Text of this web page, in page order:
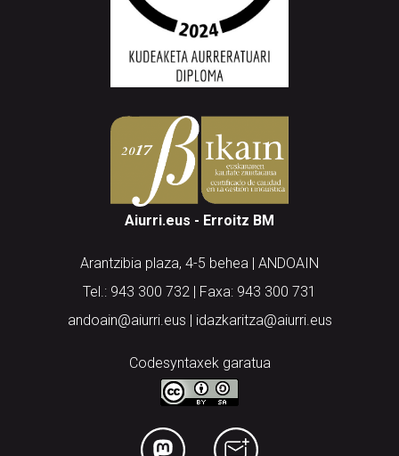
Aiurri.eus - Erroitz BM
Arantzibia plaza, 4-5 behea | ANDOAIN
Tel.: 943 300 732 | Faxa: 943 300 731
andoain@aiurri.eus | idazkaritza@aiurri.eus
Codesyntaxek garatua